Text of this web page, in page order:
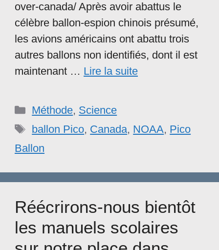
over-canada/ Après avoir abattus le
célèbre ballon-espion chinois présumé,
les avions américains ont abattu trois
autres ballons non identifiés, dont il est
maintenant … Lire la suite
Catégories
Méthode, Science
Étiquettes
ballon Pico, Canada, NOAA, Pico
Ballon
Réécrirons-nous bientôt
les manuels scolaires